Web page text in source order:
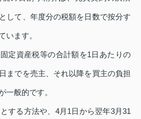
して、年度分の税額を日数で按分す
います。
定資産税等の合計額を1日あたりの
までを売主、それ以降を買主の負担
一般的です。
する方法や、4月1日から翌年3月31